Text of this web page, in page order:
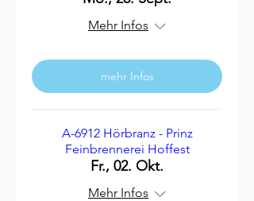
Mehr Infos
mehr Infos
A-6912 Hörbranz - Prinz
Feinbrennerei Hoffest
Fr., 02. Okt.
Mehr Infos